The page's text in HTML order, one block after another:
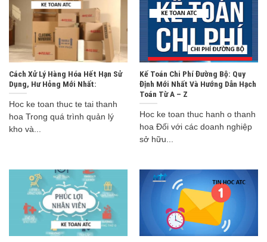
Cách Xử Lý Hàng Hóa Hết Hạn Sử
Dụng, Hư Hỏng Mới Nhất:
Hoc ke toan thuc te tai thanh
hoa Trong quá trình quản lý
kho và...
Kế Toán Chi Phí Đường Bộ: Quy
Định Mới Nhất Và Hướng Dẫn Hạch
Toán Từ A – Z
Hoc ke toan thuc hanh o thanh
hoa Đối với các doanh nghiệp
sở hữu...